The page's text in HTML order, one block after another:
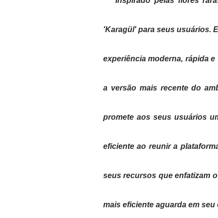
'Karagül' para seus usuários.
experiência moderna, rápida
a versão mais recente do
promete aos seus usuários
eficiente ao reunir a
seus recursos que enfatizam
mais eficiente aguarda em